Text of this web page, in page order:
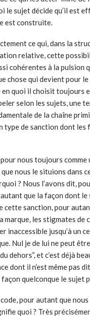
le sujet décide qu’il est
est construite.
ce qui, dans la
relative, cette
cohérentes à la pulsion
chose qui devient pour
quoi il choisit toujours
selon les sujets, une
de la chaîne
type de sanction dont les
nous toujours
nous le situions dans
? Nous l’avons dit,
que la façon dont le
sanction, pour
les stigmates de
inaccessible jusqu’à un
Nul je de lui ne peut
dehors”, et c’est déjà
dont il n’est même pas
façon quelconque le sujet
pour autant que
quoi ? Très